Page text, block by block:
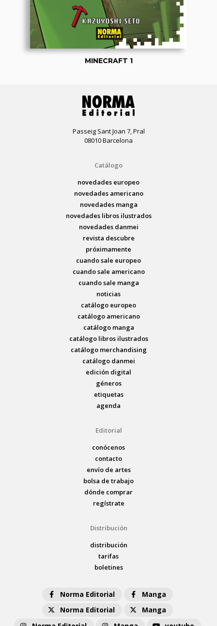
MINECRAFT 1
Passeig Sant Joan 7, Pral
08010 Barcelona
Catálogo
novedades europeo
novedades americano
novedades manga
novedades libros ilustrados
novedades danmei
revista descubre
próximamente
cuando sale europeo
cuando sale americano
cuando sale manga
noticias
catálogo europeo
catálogo americano
catálogo manga
catálogo libros ilustrados
catálogo merchandising
catálogo danmei
edición digital
géneros
etiquetas
agenda
Editorial
conócenos
contacto
envío de artes
bolsa de trabajo
dónde comprar
regístrate
Distribución
distribución
tarifas
boletines
Norma Editorial
Manga
Norma Editorial
Manga